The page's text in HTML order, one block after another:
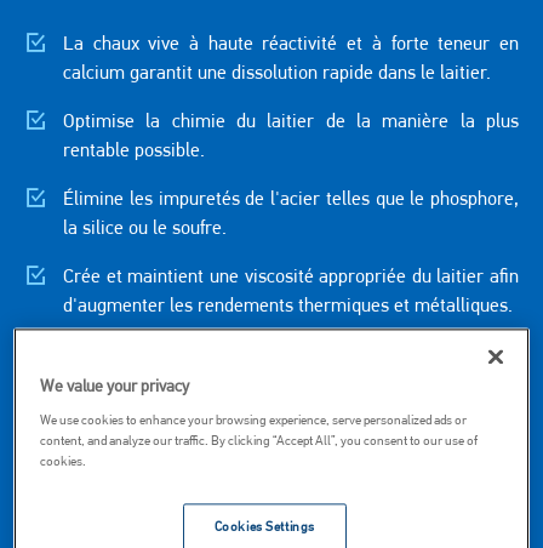
La chaux vive à haute réactivité et à forte teneur en
calcium garantit une dissolution rapide dans le laitier.
Optimise la chimie du laitier de la manière la plus
rentable possible.
Élimine les impuretés de l'acier telles que le phosphore,
la silice ou le soufre.
Crée et maintient une viscosité appropriée du laitier afin
d'augmenter les rendements thermiques et métalliques.
Favorise le moussage du laitier dans le four à arc
électrique pendant toute la durée de la chauffe.
Empêche l'accumulation d'azote et d'hydrogène, en
particulier lors de l'étape d'affinage.
Réduit les coûts énergétiques en isolant le bain.
We value your privacy
We use cookies to enhance your browsing experience, serve personalized ads or
content, and analyze our traffic. By clicking “Accept All”, you consent to our use of
cookies.
Cookies Settings